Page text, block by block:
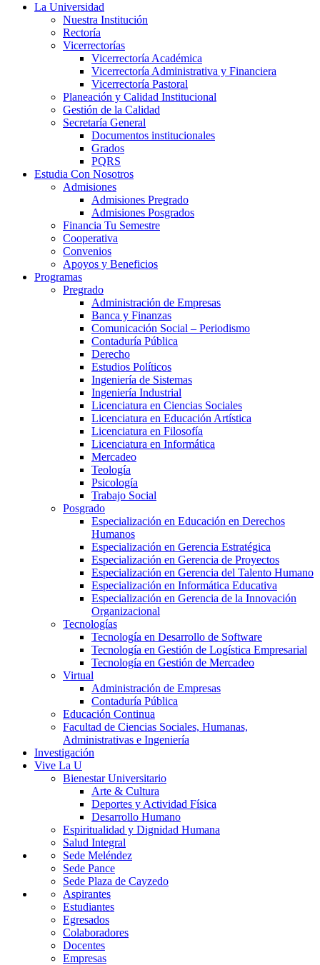
La Universidad
Nuestra Institución
Rectoría
Vicerrectorías
Vicerrectoría Académica
Vicerrectoría Administrativa y Financiera
Vicerrectoría Pastoral
Planeación y Calidad Institucional
Gestión de la Calidad
Secretaría General
Documentos institucionales
Grados
PQRS
Estudia Con Nosotros
Admisiones
Admisiones Pregrado
Admisiones Posgrados
Financia Tu Semestre
Cooperativa
Convenios
Apoyos y Beneficios
Programas
Pregrado
Administración de Empresas
Banca y Finanzas
Comunicación Social – Periodismo
Contaduría Pública
Derecho
Estudios Políticos
Ingeniería de Sistemas
Ingeniería Industrial
Licenciatura en Ciencias Sociales
Licenciatura en Educación Artística
Licenciatura en Filosofía
Licenciatura en Informática
Mercadeo
Teología
Psicología
Trabajo Social
Posgrado
Especialización en Educación en Derechos
Humanos
Especialización en Gerencia Estratégica
Especialización en Gerencia de Proyectos
Especialización en Gerencia del Talento Humano
Especialización en Informática Educativa
Especialización en Gerencia de la Innovación
Organizacional
Tecnologías
Tecnología en Desarrollo de Software
Tecnología en Gestión de Logística Empresarial
Tecnología en Gestión de Mercadeo
Virtual
Administración de Empresas
Contaduría Pública
Educación Continua
Facultad de Ciencias Sociales, Humanas,
Administrativas e Ingeniería
Investigación
Vive La U
Bienestar Universitario
Arte & Cultura
Deportes y Actividad Física
Desarrollo Humano
Espiritualidad y Dignidad Humana
Salud Integral
Sede Meléndez
Sede Pance
Sede Plaza de Cayzedo
Aspirantes
Estudiantes
Egresados
Colaboradores
Docentes
Empresas